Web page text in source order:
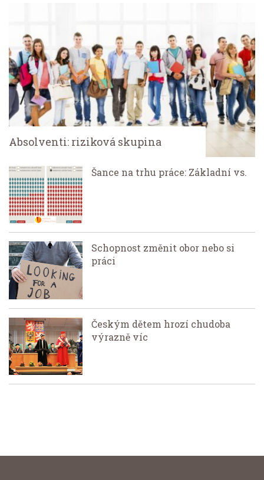
Absolventi: riziková skupina
Šance na trhu práce: Základní vs.
Schopnost změnit obor nebo si
práci
Českým dětem hrozí chudoba
výrazně víc